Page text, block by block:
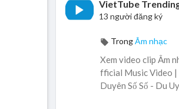
VietTube
13 người đăng ký
TrongÂm nhạc
Xem video clip Âm
fficial Music Video |
Duyên Số Số - Du